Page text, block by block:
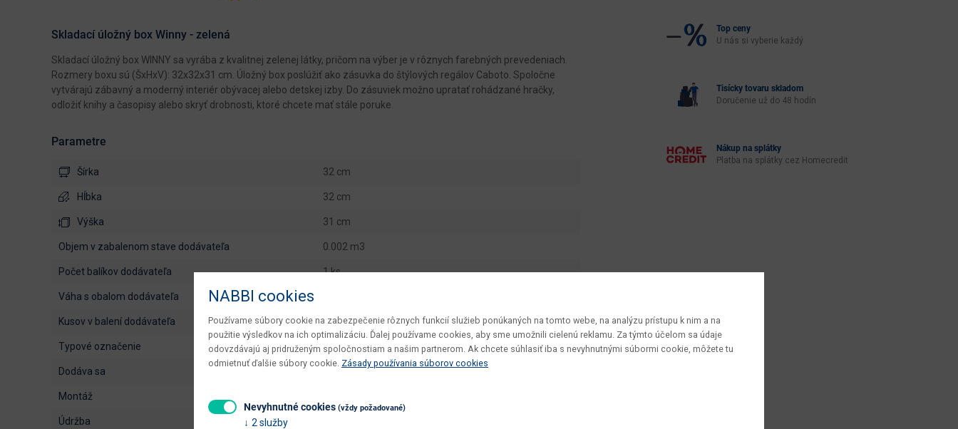
Skladací úložný box Winny - zelená
Skladací úložný box WINNY sa vyrába z kvalitnej zelenej látky, pričom na výber je v rôznych farebných prevedeniach.
Rozmery boxu sú (ŠxHxV): 32x32x31 cm. Úložný box poslúžiť ako zásuvka do štýlových regálov Caboto. Spoločne
vytvárajú zábavný a moderný interiér obývacej alebo detskej izby. Do zásuviek možno upratať rohádzané hračky,
odložiť knihy a časopisy alebo skryť drobnosti, ktoré chcete mať stále poruke.
Parametre
Šírka 32 cm
Hĺbka 32 cm
Výška 31 cm
objem v zabalenom stave dodávateľa 0.002 m3
počet balíkov dodávateľa 1 ks
váha s obalom dodávateľa
kusov v balení dodávateľa 20 ks
typové označenie Winny
dodáva sa zmontované
montáž
údržba
Top ceny
U nás si vyberie každý
Tisícky tovaru skladom
Doručenie už do 48 hodín
Nákup na splátky
Platba na splátky cez Homecredit
NABBI cookies
Používame súbory cookie na zabezpečenie rôznych funkcií služieb ponúkaných na tomto webe, na analýzu prístupu k nim a na
použitie výsledkov na ich optimalizáciu. Ďalej používame cookies, aby sme umožnili cielenú reklamu. Za týmto účelom sa údaje
odovzdávajú aj pridruženým spoločnostiam a našim partnerom. Ak chcete súhlasiť iba s nevyhnutnými súbormi cookie, môžete tu
odmietnuť ďalšie súbory cookie. Zásady používania súborov cookies
Nevyhnutné cookies (vždy požadované)
2 služby